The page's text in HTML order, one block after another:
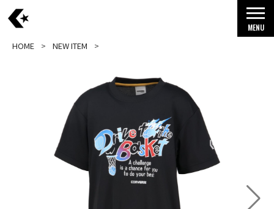
MENU
HOME NEW ITEM